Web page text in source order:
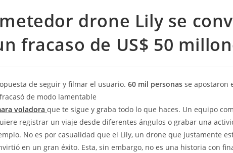
drone Lily se
fracaso de US$ 50
de seguir y filmar el usuario. 60 mil personas se apostaron
de modo lamentable
voladora que te sigue y graba todo lo que haces. Un equipo
registrar un viaje desde diferentes ángulos o grabar una
No es por casualidad que el Lily, un drone que justamente
en un gran éxito. Esta, sin embargo, no es una historia con